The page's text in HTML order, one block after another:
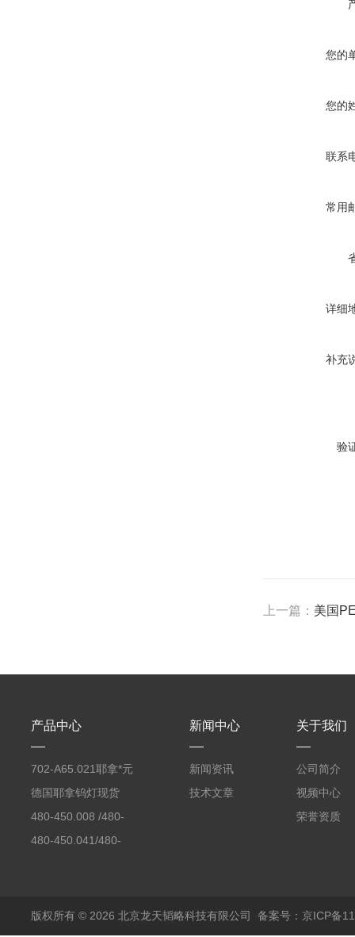
您的
您的
联系
常用
详细
补充
验
上一篇： 美国
产品中心
702-A65.021耶拿*元
素分析仪反应罐
德国耶拿钨灯现货
480-450.008 /480-
450.008C耶拿镉Cd空
480-450.041/480-
包邮
新闻中心
新闻资讯
技术文章
关于我们
公司简介
视频中心
荣誉资质
版权所有 © 2026 北京龙天韬略科技有限公司 备案号：京ICP备